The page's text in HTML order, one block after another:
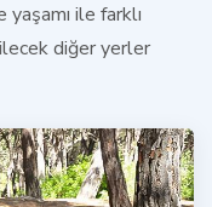
ile farklı
diğer yerler